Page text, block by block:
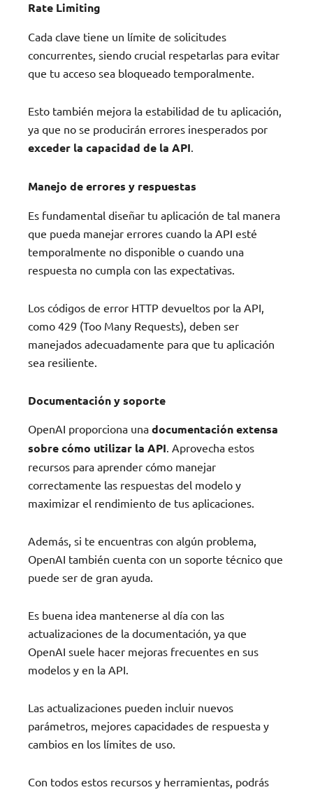
Rate Limiting
Cada clave tiene un límite de solicitudes
concurrentes, siendo crucial respetarlas para evitar
que tu acceso sea bloqueado temporalmente.
Esto también mejora la estabilidad de tu aplicación,
ya que no se producirán errores inesperados por
exceder la capacidad de la API
Manejo de errores y respuestas
Es fundamental diseñar tu aplicación de tal manera
que pueda manejar errores cuando la API esté
temporalmente no disponible o cuando una
respuesta no cumpla con las expectativas.
Los códigos de error HTTP devueltos por la API,
como 429 (Too Many Requests), deben ser
manejados adecuadamente para que tu aplicación
sea resiliente.
Documentación y soporte
OpenAI proporciona una documentación extensa
sobre cómo utilizar la API. Aprovecha estos
recursos para aprender cómo manejar
correctamente las respuestas del modelo y
maximizar el rendimiento de tus aplicaciones.
Además, si te encuentras con algún problema,
OpenAI también cuenta con un soporte técnico que
puede ser de gran ayuda.
Es buena idea mantenerse al día con las
actualizaciones de la documentación, ya que
OpenAI suele hacer mejoras frecuentes en sus
modelos y en la API.
Las actualizaciones pueden incluir nuevos
parámetros, mejores capacidades de respuesta y
cambios en los límites de uso.
Con todos estos recursos y herramientas, podrás